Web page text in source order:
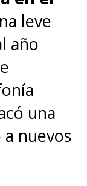
leve
año
una
nuevos